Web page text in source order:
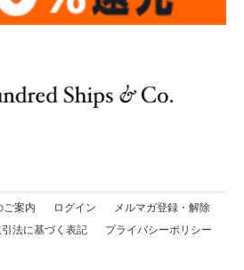
ご案内 ログイン
メルマガ登録・解除
法に基づく表記 プライバシーポリシー